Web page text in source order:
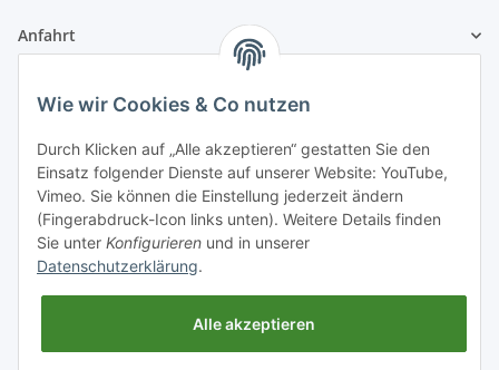
Anfahrt
1A Football Angebote
1A-Football ist
registrierter Partner:
Wie wir Cookies & Co nutzen
Durch Klicken auf „Alle akzeptieren“ gestatten Sie den
Einsatz folgender Dienste auf unserer Website: YouTube,
Vimeo. Sie können die Einstellung jederzeit ändern
(Fingerabdruck-Icon links unten). Weitere Details finden
Sie unter Konfigurieren und in unserer
Datenschutzerklärung.
Alle akzeptieren